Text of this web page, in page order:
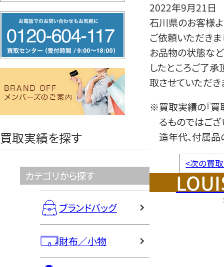
リ
ー
ヤ
買取実績を探す
カテゴリから探す
ブランドバッグ
財布／小物
2022年9月21日
石川県のお客様よ
ご依頼いただきま
お品物の状態など
したところご了
取させていただき
※買取実績の『買
るものではござ
造年代、付属品
<次の買